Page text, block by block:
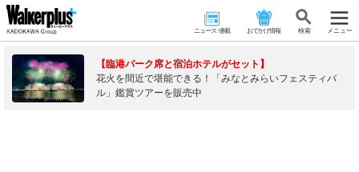
ニュース･連載 おでかけ情報 検 索 メニュー
【臨港パーク席と宿泊ホテルがセット】
花火を間近で堪能できる！「みなとみらいフェスティバ
ル」鑑賞ツアーを販売中